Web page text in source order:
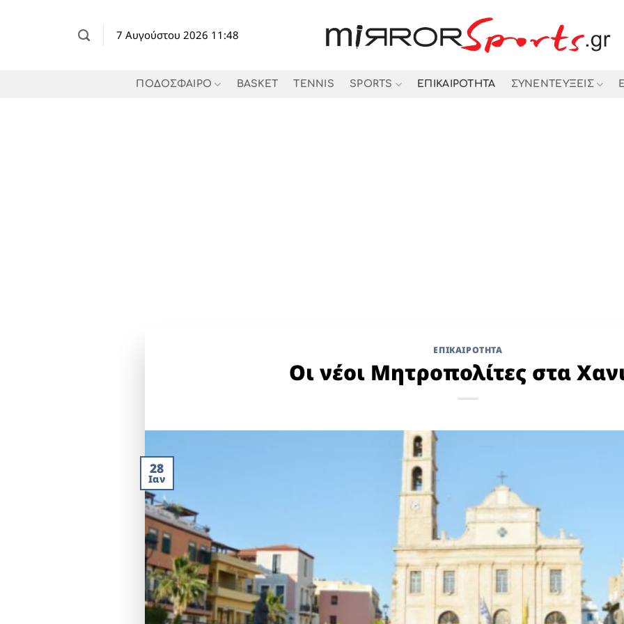
7 Αυγούστου 2026 11:48
ΠΟΔΟΣΦΑΙΡΟ BASKET TENNIS SPORTS ΕΠΙΚΑΙΡΟΤΗΤΑ ΣΥΝΕΝΤΕΥΞΕΙΣ
ΕΠΙΚΑΙΡΟΤΗΤΑ
Οι νέοι Μητροπολίτες στα
28
Ιαν